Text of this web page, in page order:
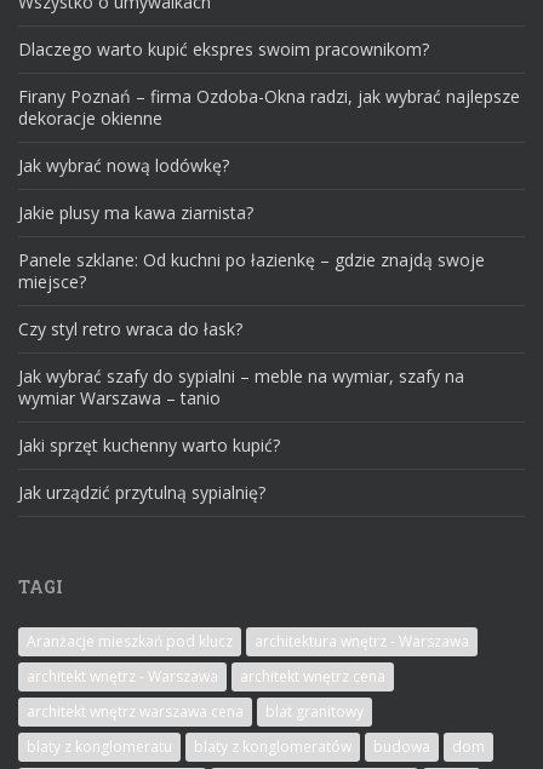
Dlaczego warto kupić ekspres swoim pracownikom?
Firany Poznań – firma Ozdoba-Okna radzi, jak wybrać najlepsze
dekoracje okienne
Jak wybrać nową lodówkę?
Jakie plusy ma kawa ziarnista?
Panele szklane: Od kuchni po łazienkę – gdzie znajdą swoje
miejsce?
Czy styl retro wraca do łask?
Jak wybrać szafy do sypialni – meble na wymiar, szafy na
wymiar Warszawa – tanio
Jaki sprzęt kuchenny warto kupić?
Jak urządzić przytulną sypialnię?
TAGI
Aranżacje mieszkań pod klucz
architektura wnętrz - Warszawa
architekt wnętrz - Warszawa
architekt wnętrz cena
architekt wnętrz warszawa cena
blat granitowy
blaty z konglomeratu
blaty z konglomeratów budowa
dom